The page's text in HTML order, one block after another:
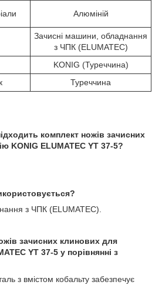
Алюміній
Зачисні машини, обладнання
з ЧПК (ELUMATEC)
KONIG (Туреччина)
Туреччина
комплект ножів зачисних
KONIG ELUMATEC YT 37-5?
з ЧПК (ELUMATEC).
зачисних клинових для
YT 37-5 у порівнянні з
з вмістом кобальту забезпечує